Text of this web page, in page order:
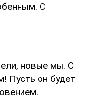
С
новые мы. С
Пусть он будет